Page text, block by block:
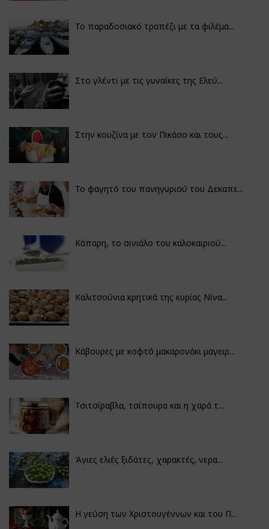
Το παραδοσιακό τραπέζι με τα φιλέμα...
Στο γλέντι με τις γυναίκες της Ελεύ...
Στην κουζίνα με τον Πικάσο και τους...
Το φαγητό του πανηγυριού του Δεκαπε...
Κάπαρη, το σινιάλο του καλοκαιριού...
Καλιτσούνια κρητικά της κυρίας Νίνα...
Κάβουρες με κοφτό μακαρονάκι μαγειρ...
Τσιτσίραβλα, τσίπουρα και η χαρά τ...
Άγιες ελιές ξιδάτες, χαρακτές, νερα...
Η γεύση των Χριστουγέννων και του Π...